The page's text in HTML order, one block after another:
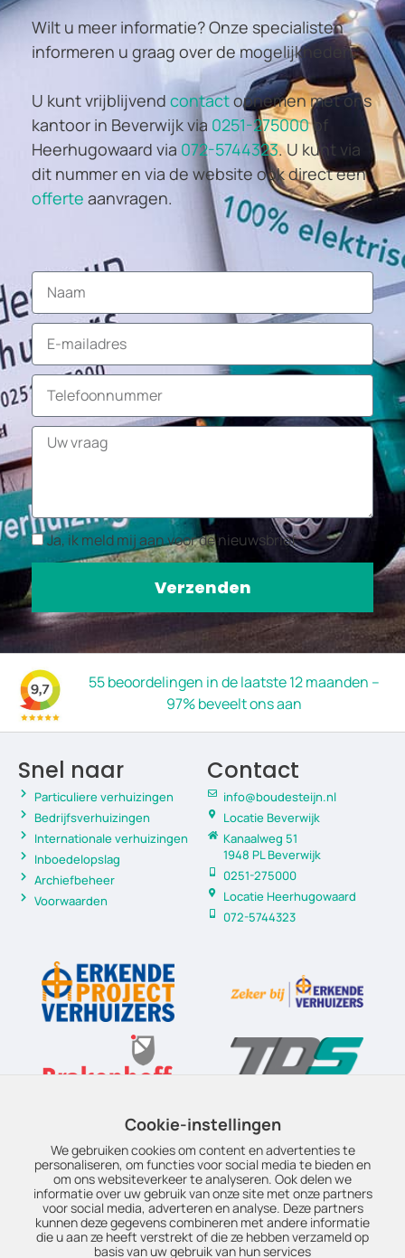
Wilt u meer informatie? Onze specialisten
informeren u graag over de mogelijkheden.
U kunt vrijblijvend contactopnemen met ons
kantoor in Beverwijk via 0251-275000of
Heerhugowaard via 072-5744323. U kunt via
dit nummer en via de website ook direct een
offerte aanvragen.
Ja, ik meld mij aan voor de nieuwsbrief
Verzenden
55 beoordelingen in de laatste 12 maanden –
97% beveelt ons aan
Contact
info@boudesteijn.nl
Locatie Beverwijk
Kanaalweg 51
1948 PL Beverwijk
0251-275000
Locatie Heerhugowaard
072-5744323
Snel naar
Particuliere verhuizingen
Bedrijfsverhuizingen
Internationale verhuizingen
Inboedelopslag
Archiefbeheer
Voorwaarden
Cookie-instellingen
We gebruiken cookies om content en advertenties te
personaliseren, om functies voor social media te bieden en
om ons websiteverkeer te analyseren. Ook delen we
informatie over uw gebruik van onze site met onze partners
voor social media, adverteren en analyse. Deze partners
kunnen deze gegevens combineren met andere informatie
die u aan ze heeft verstrekt of die ze hebben verzameld op
basis van uw gebruik van hun services